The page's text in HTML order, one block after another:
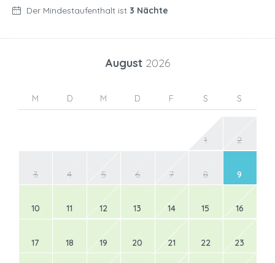
Der Mindestaufenthalt ist 3 Nächte
August 2026
M D M D F S S
1 2
3 4 5 6 7 8 9
10 11 12 13 14 15 16
17 18 19 20 21 22 23